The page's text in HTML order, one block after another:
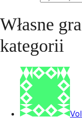
Własne
kategorii